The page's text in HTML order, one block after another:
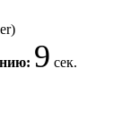
9 сек.